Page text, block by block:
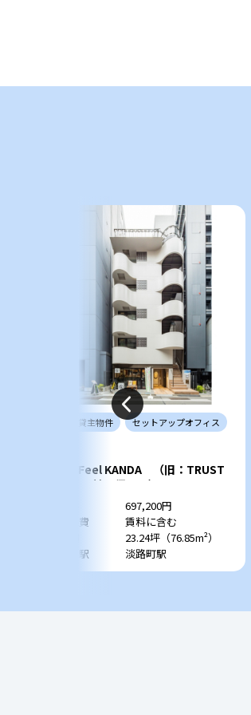
貸主物件 セットアップオフィス
Biz Feel KANDA （旧：TRUST
VALUE神田須田町）
697,200円
共益費
賃料に含む
23.24坪（76.85m²）
最寄駅
淡路町駅